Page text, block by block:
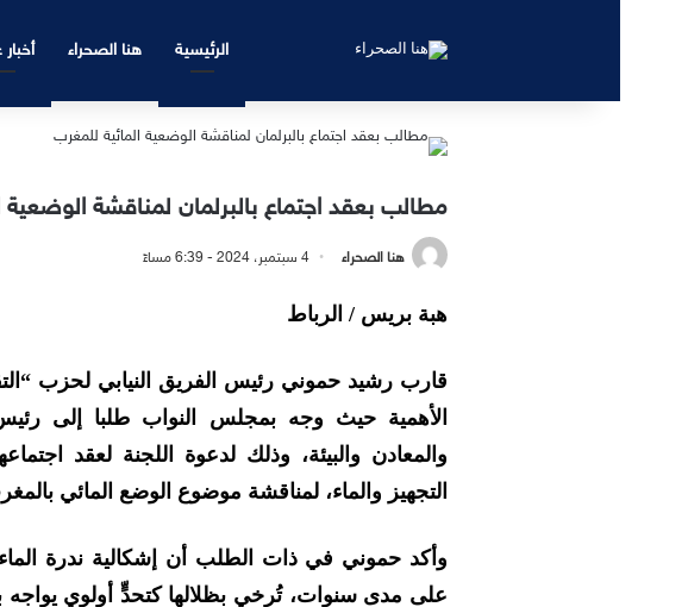
الرئيسية هنا الصحراء
مطالب بعقد اجتماع بالبرلمان لمناقشة الوضعية
هنا الصحراء 4 سبتمبر، 2024 - 6:39 مساءً
هبة بريس / الرباط
قارب رشيد حموني رئيس الفريق النيابي لحزب
الأهمية حيث وجه بمجلس النواب طلبا إلى رئيس
والمعادن والبيئة، وذلك لدعوة اللجنة لعقد
التجهيز والماء، لمناقشة موضوع الوضع المائي
وأكد حموني في ذات الطلب أن إشكالية ندرة
على مدى سنوات، تُرخي بظلالها كتحدٍّ أولوي يواجه